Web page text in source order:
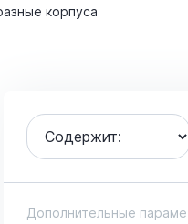
корпуса
Дополнительные